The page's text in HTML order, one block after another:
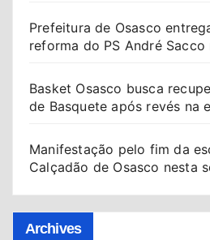
Prefeitura de Osasco
reforma do PS André
Basket Osasco busca
de Basquete após revés na
Manifestação pelo fim da
Calçadão de Osasco nesta
Archives